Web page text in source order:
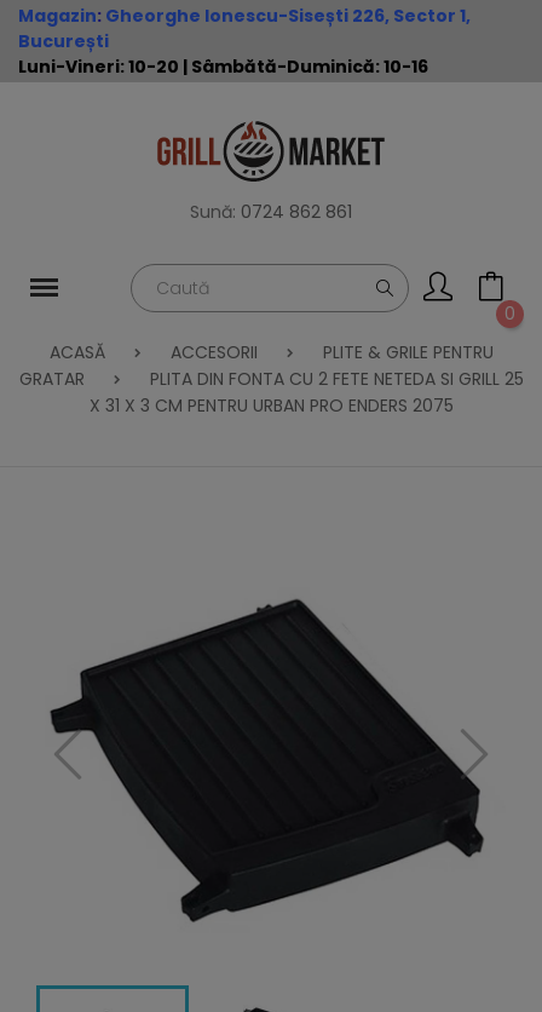
Magazin: Gheorghe Ionescu-Sisești 226, Sector 1,
București
Luni-Vineri: 10-20 | Sâmbătă-Duminică: 10-16
Sună: 0724 862 861
0
ACASĂ
ACCESORII
PLITE & GRILE PENTRU
GRATAR
PLITA DIN FONTA CU 2 FETE NETEDA SI GRILL 25
X 31 X 3 CM PENTRU URBAN PRO ENDERS 2075